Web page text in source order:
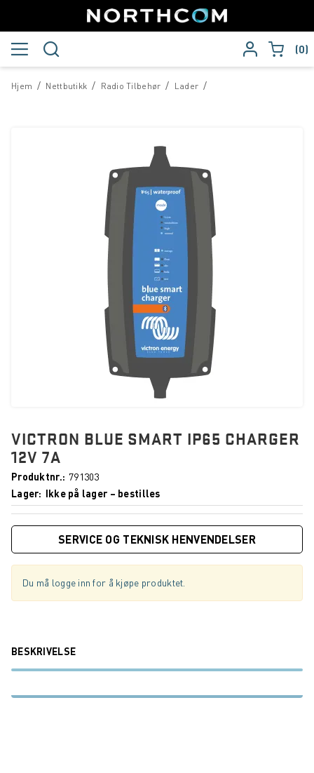
0
/
Hjem /
Nettbutikk /
Radio Tilbehør /
Lader
VICTRON BLUE SMART IP65 CHARGER
12V 7A
Produktnr.
791303
Lager
Ikke på lager – bestilles
SERVICE OG TEKNISK HENVENDELSER
Du må logge inn for å kjøpe produktet.
BESKRIVELSE